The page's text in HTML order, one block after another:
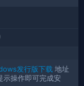
发行版下载 地址
示操作即可完成安